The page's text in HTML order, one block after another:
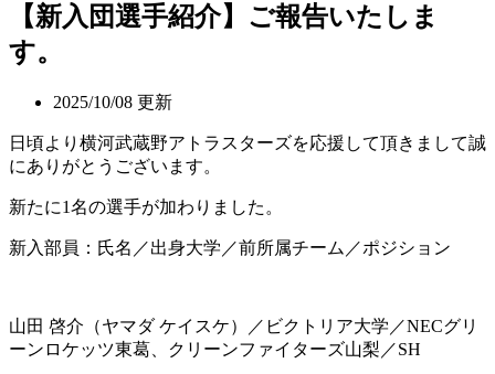
【新入団選手紹介】ご報告いたしま
す。
2025/10/08 更新
日頃より横河武蔵野アトラスターズを応援して頂きまして誠
にありがとうございます。
新たに1名の選手が加わりました。
新入部員：氏名／出身大学／前所属チーム／ポジション
山田 啓介（ヤマダ ケイスケ）／ビクトリア大学／NECグリ
ーンロケッツ東葛、クリーンファイターズ山梨／SH